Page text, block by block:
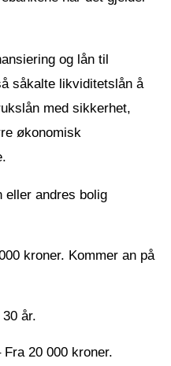
og lån til
såkalte likviditetslån å
med sikkerhet,
økonomisk
eller andres bolig
kroner. Kommer an på
år.
20 000 kroner.